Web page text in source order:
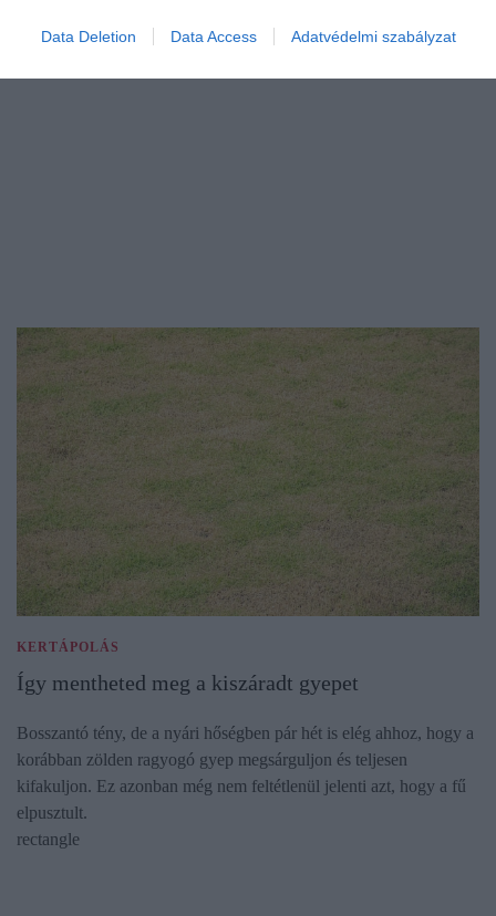
Data Deletion Data Access Adatvédelmi szabályzat
KERTÁPOLÁS
Így mentheted meg a kiszáradt gyepet
Bosszantó tény, de a nyári hőségben pár hét is elég ahhoz, hogy a
korábban zölden ragyogó gyep megsárguljon és teljesen
kifakuljon. Ez azonban még nem feltétlenül jelenti azt, hogy a fű
elpusztult.
rectangle